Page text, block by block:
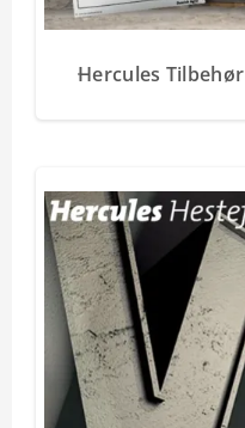
Hercules Tilbehør